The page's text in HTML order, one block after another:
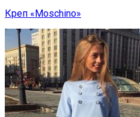
Креп «Moschino»